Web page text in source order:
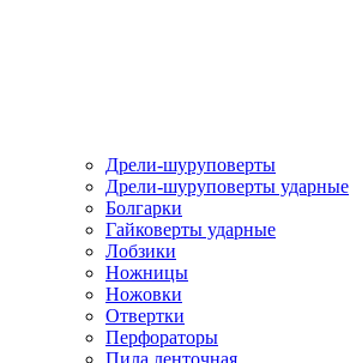
Дрели-шуруповерты
Дрели-шуруповерты ударные
Болгарки
Гайковерты ударные
Лобзики
Ножницы
Ножовки
Отвертки
Перфораторы
Пила ленточная